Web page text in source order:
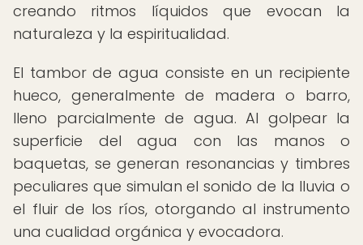
creando ritmos líquidos que evocan la
naturaleza y la espiritualidad.
El tambor de agua consiste en un recipiente
hueco, generalmente de madera o barro,
lleno parcialmente de agua. Al golpear la
superficie del agua con las manos o
baquetas, se generan resonancias y timbres
peculiares que simulan el sonido de la lluvia o
el fluir de los ríos, otorgando al instrumento
una cualidad orgánica y evocadora.